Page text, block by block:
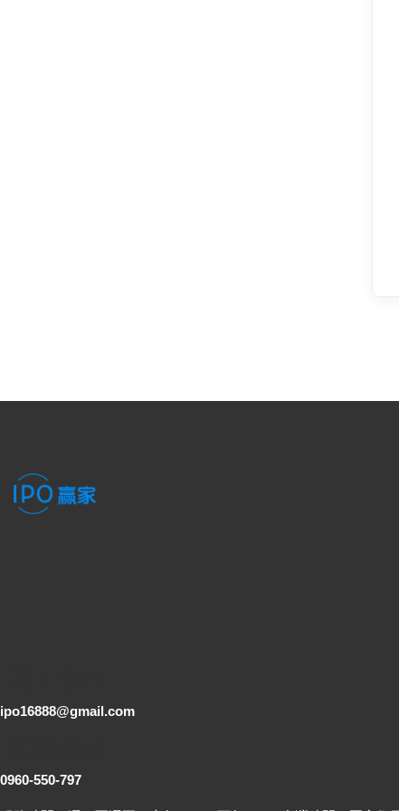
ipo16888@gmail.com
0960-550-797